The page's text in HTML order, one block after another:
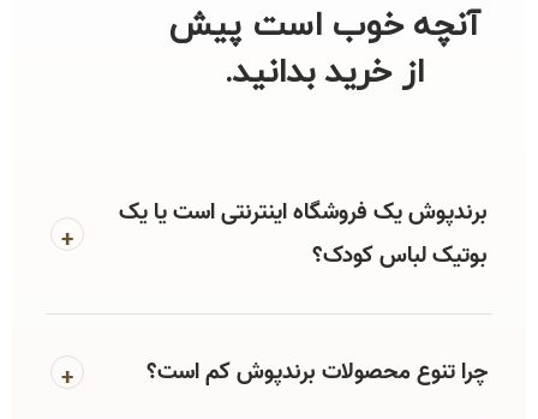
آنچه خوب است پیش
از خرید بدانید.
برندپوش یک فروشگاه اینترنتی است یا یک
بوتیک لباس کودک؟
+
چرا تنوع محصولات برندپوش کم است؟ +